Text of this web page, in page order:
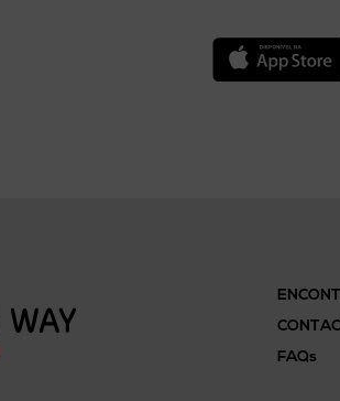
FAQs